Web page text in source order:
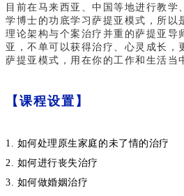
目前在马来西亚、中国等地进行教学
学博士的功底学习萨提亚模式，所以
理论架构与个案治疗并重的萨提亚导
亚，不单可以获得治疗、心灵成长，
萨提亚模式，用在你的工作和生活当
【课程设置】
1. 如何处理原生家庭的未了情的治疗
2. 如何进行丧失治疗
3. 如何做婚姻治疗